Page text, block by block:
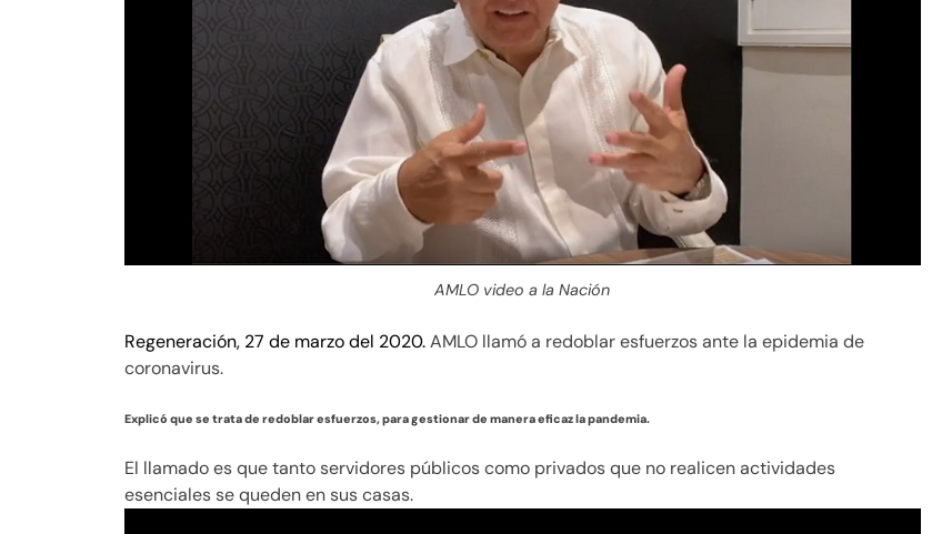
AMLO video a la Nación
Regeneración, 27 de marzo del 2020.AMLO llamó a redoblar esfuerzos ante la epidemia de
coronavirus.
Explicó que se trata de redoblar esfuerzos, para gestionar de manera eficaz la pandemia.
El llamado es que tanto servidores públicos como privados que no realicen actividades
esenciales se queden en sus casas.